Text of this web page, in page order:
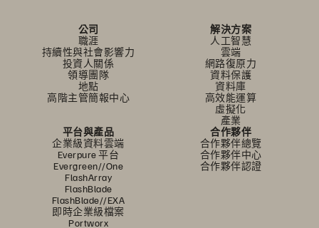
公司
職涯
持續性與社會影響力
投資人關係
領導團隊
地點
高階主管簡報中心
解決方案
人工智慧
雲端
網路復原力
資料保護
資料庫
高效能運算
虛擬化
產業
平台與產品
企業級資料雲端
Everpure 平台
Evergreen//One
FlashArray
FlashBlade
FlashBlade//EXA
即時企業級檔案
Portworx
合作夥伴
合作夥伴總覽
合作夥伴中心
合作夥伴認證